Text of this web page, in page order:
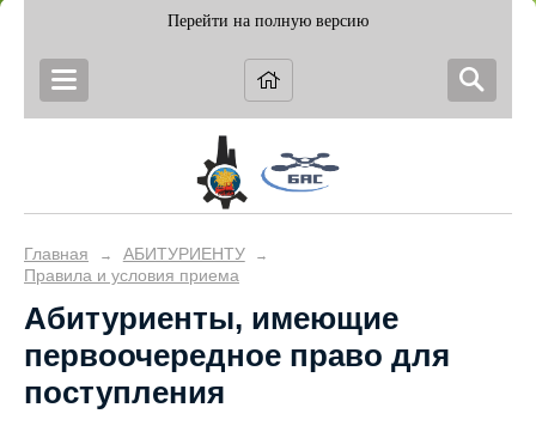
Перейти на полную версию
Главная → АБИТУРИЕНТУ →
Правила и условия приема
Абитуриенты, имеющие
первоочередное право для
поступления